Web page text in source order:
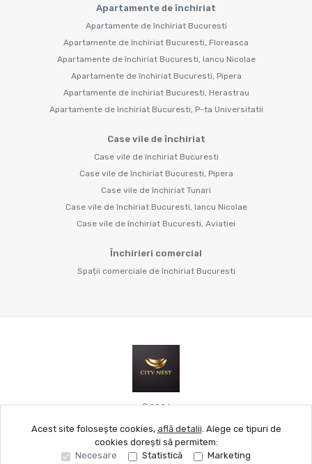
Apartamente de închiriat
Apartamente de închiriat Bucuresti
Apartamente de închiriat Bucuresti, Floreasca
Apartamente de închiriat Bucuresti, Iancu Nicolae
Apartamente de închiriat Bucuresti, Pipera
Apartamente de închiriat Bucuresti, Herastrau
Apartamente de închiriat Bucuresti, P-ta Universitatii
Case vile de închiriat
Case vile de închiriat Bucuresti
Case vile de închiriat Bucuresti, Pipera
Case vile de închiriat Tunari
Case vile de închiriat Bucuresti, Iancu Nicolae
Case vile de închiriat Bucuresti, Aviatiei
Închirieri comercial
Spații comerciale de închiriat Bucuresti
©2026
Site creat în
Acest site folosește cookies, află detalii. Alege ce tipuri de
cookies dorești să permitem:
Necesare
Statistică Marketing